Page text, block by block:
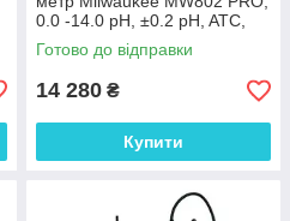
0.0 -14.0 pH, ±0.2 pH, ATC,
ручне калібр., Угорщина
Готово до відправки
14 280 ₴
Купити